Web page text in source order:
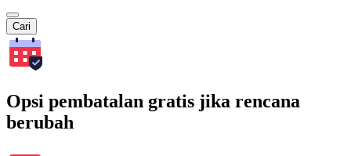
Cari
Opsi pembatalan gratis jika rencana
berubah